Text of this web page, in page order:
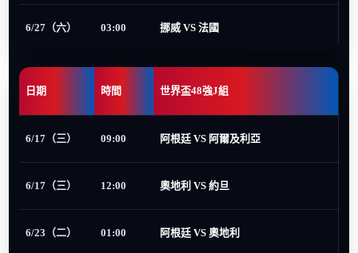
6/27（六） 03:00 挪威 VS 法國
日期 時間 世界盃48強J組
6/17（三） 09:00 阿根廷 VS 阿爾及利亞
6/17（三） 12:00 奧地利 VS 約旦
6/23（二） 01:00 阿根廷 VS 奧地利